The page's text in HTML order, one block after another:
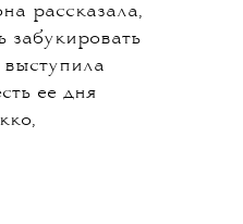
рассказала,
забукировать
ее дня